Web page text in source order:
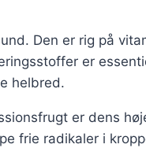
Den er rig på
er
helbred.
er dens
frie radikaler i